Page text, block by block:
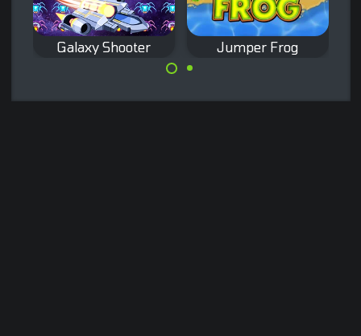
Galaxy Shooter Jumper Frog